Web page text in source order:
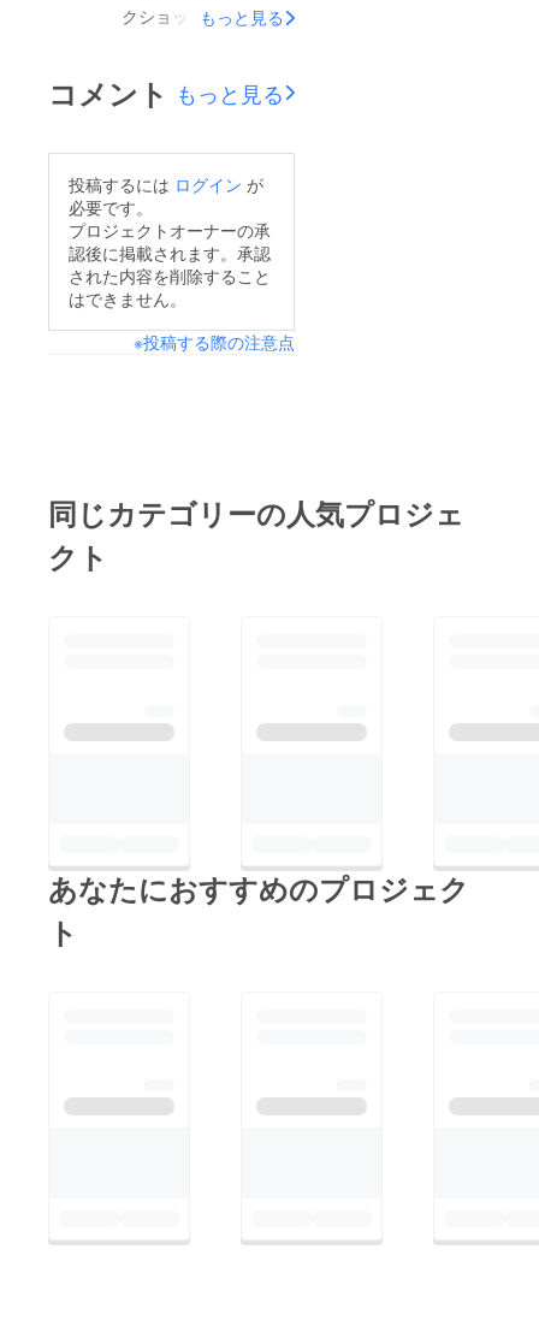
クショップを行いまし
は、東日本大震災の原
発事故により被災され
どもの数の多い避難所
です。今回は福島市内
からもこどもが参加し
てくれました。福島市
こどもたちは外で遊ぶ
なく、みんなの遊び場
になっていくといい
ポートはこちらから
もっと見る
コメント もっと見る
投稿するには ログイン が
必要です。
プロジェクトオーナーの承
認後に掲載されます。承認
された内容を削除すること
はできません。
※投稿する際の注意点
同じカテゴリーの人気プロジェ
クト
あなたにおすすめのプロジェク
ト